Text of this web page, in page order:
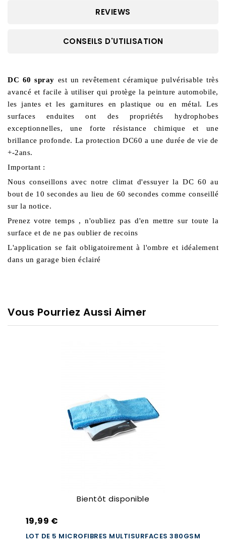
REVIEWS
CONSEILS D'UTILISATION
DC 60 spray est un revêtement céramique pulvérisable très
avancé et facile à utiliser qui protège la peinture automobile,
les jantes et les garnitures en plastique ou en métal. Les
surfaces enduites ont des propriétés hydrophobes
exceptionnelles, une forte résistance chimique et une
brillance profonde. La protection DC60 a une durée de vie de
+-2ans.
Important :
Nous conseillons avec notre climat d'essuyer la DC 60 au
bout de 10 secondes au lieu de 60 secondes comme conseillé
sur la notice.
Prenez votre temps , n'oubliez pas d'en mettre sur toute la
surface et de ne pas oublier de recoins
L'application se fait obligatoirement à l'ombre et idéalement
dans un garage bien éclairé
Vous Pourriez Aussi Aimer
Bientôt disponible
19,99 €
LOT DE 5 MICROFIBRES MULTISURFACES 380GSM